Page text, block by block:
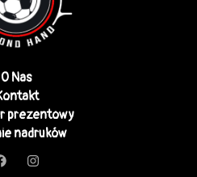
O Nas
prezentowy
nadruków